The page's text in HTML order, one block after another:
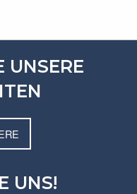
UNSERE
UNS!